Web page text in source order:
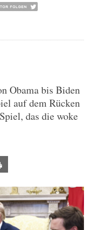
Obama bis Biden
auf dem Rücken
das die woke